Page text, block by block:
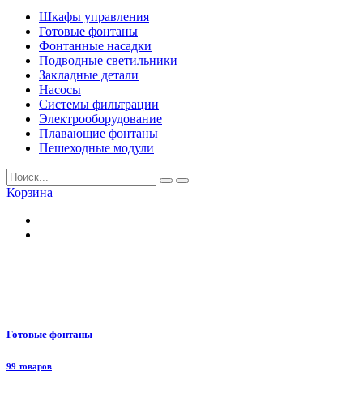
Шкафы управления
Готовые фонтаны
Фонтанные насадки
Подводные светильники
Закладные детали
Насосы
Системы фильтрации
Электрооборудование
Плавающие фонтаны
Пешеходные модули
Корзина
Готовые фонтаны
99 товаров